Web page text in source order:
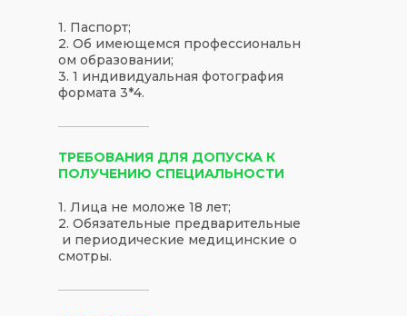
ТРЕБОВАНИЯ ДЛЯ ДОПУСКА К
ПОЛУЧЕНИЮ СПЕЦИАЛЬНОСТИ
1. Паспорт;
2. Об имеющемся профессиональн
ом образовании;
3. 1 индивидуальная фотография
формата 3*4.
1. Лица не моложе 18 лет;
2. Обязательные предварительные
и периодические медицинские о
смотры.